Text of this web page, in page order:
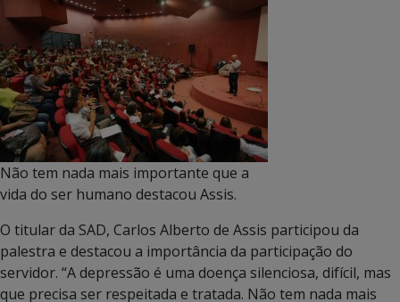
Não tem nada mais importante que a
vida do ser humano destacou Assis.
O titular da SAD, Carlos Alberto de Assis participou da
palestra e destacou a importância da participação do
servidor. “A depressão é uma doença silenciosa, difícil, mas
que precisa ser respeitada e tratada. Não tem nada mais